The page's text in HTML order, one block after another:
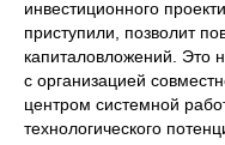
инвестиционного
приступили, позволит
капиталовложений. Это
с организацией
центром системной
технологического